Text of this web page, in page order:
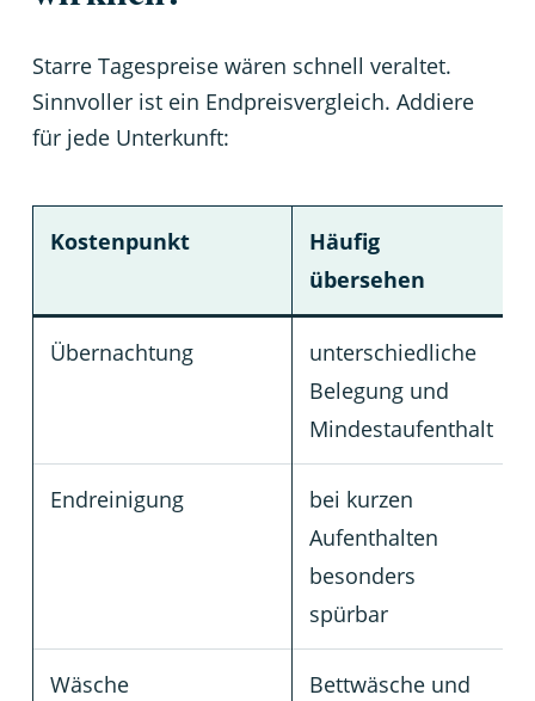
Starre Tagespreise wären schnell veraltet.
Sinnvoller ist ein Endpreisvergleich. Addiere
für jede Unterkunft:
Kostenpunkt
Häufig
übersehen
Übernachtung
unterschiedliche
Belegung und
Mindestaufenthalt
Endreinigung
bei kurzen
Aufenthalten
besonders
spürbar
Wäsche
Bettwäsche und